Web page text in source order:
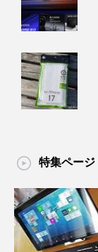
特集ページ